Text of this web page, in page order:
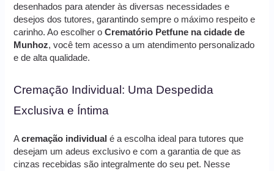
desenhados para atender às diversas necessidades e
desejos dos tutores, garantindo sempre o máximo respeito e
carinho. Ao escolher oCrematório Petfune na cidade de
Munhoz, você tem acesso a um atendimento personalizado
e de alta qualidade.
Cremação Individual: Uma Despedida
Exclusiva e Íntima
Acremação individual é a escolha ideal para tutores que
desejam um adeus exclusivo e com a garantia de que as
cinzas recebidas são integralmente do seu pet. Nesse